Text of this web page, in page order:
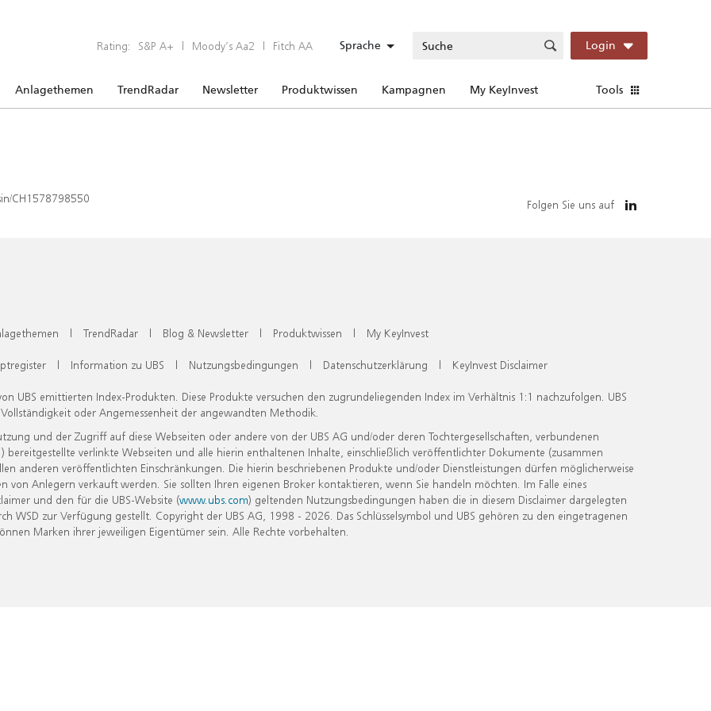
Rating: S&P A+ | Moody’s Aa2 | Fitch AA Sprache Login
Anlagethemen TrendRadar Newsletter Produktwissen Kampagnen My KeyInvest Tools
CH1578798550 Folgen Sie uns auf
| TrendRadar | Blog & Newsletter | Produktwissen | My KeyInvest
| Information zu UBS | Nutzungsbedingungen | Datenschutzerklärung | KeyInvest Disclaimer
UBS emittierten Index-Produkten. Diese Produkte versuchen den zugrundeliegenden Index im Verhältnis 1:1 nachzufolgen. UBS
oder Angemessenheit der angewandten Methodik.
und der Zugriff auf diese Webseiten oder andere von der UBS AG und/oder deren Tochtergesellschaften, verbundenen
verlinkte Webseiten und alle hierin enthaltenen Inhalte, einschließlich veröffentlichter Dokumente (zusammen
anderen veröffentlichten Einschränkungen. Die hierin beschriebenen Produkte und/oder Dienstleistungen dürfen möglicherweise
Anlegern verkauft werden. Sie sollten Ihren eigenen Broker kontaktieren, wenn Sie handeln möchten. Im Falle eines
und den für die UBS-Website (www.ubs.com) geltenden Nutzungsbedingungen haben die in diesem Disclaimer dargelegten
zur Verfügung gestellt. Copyright der UBS AG, 1998 - 2026. Das Schlüsselsymbol und UBS gehören zu den eingetragenen
Marken ihrer jeweiligen Eigentümer sein. Alle Rechte vorbehalten.